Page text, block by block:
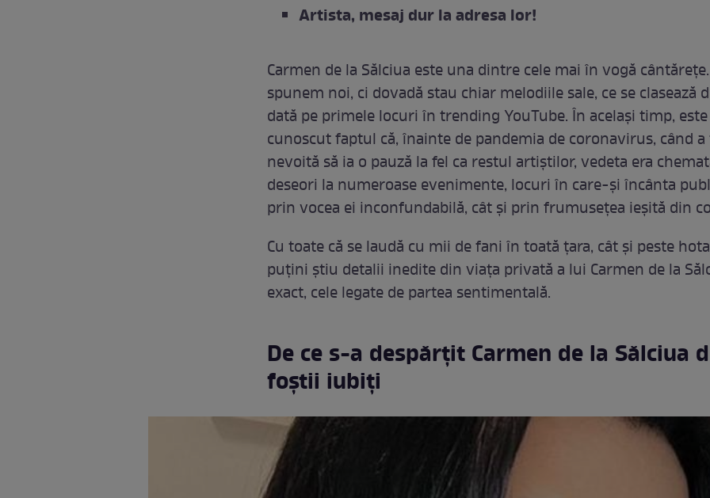
Artista, mesaj dur la adresa lor!
Carmen de la Sălciua este una dintre cele mai în vogă
spunem noi, ci dovadă stau chiar melodiile sale, ce se clasează
dată pe primele locuri în trending YouTube. În același timp, este
cunoscut faptul că, înainte de pandemia de coronavirus, când
nevoită să ia o pauză la fel ca restul artiștilor, vedeta era
deseori la numeroase evenimente, locuri în care-și încânta
prin vocea ei inconfundabilă, cât și prin frumusețea ieșită din
Cu toate că se laudă cu mii de fani în toată țara, cât și peste
puțini știu detalii inedite din viața privată a lui Carmen de la
exact, cele legate de partea sentimentală.
De ce s-a despărțit Carmen de la Sălciua
foștii iubiți